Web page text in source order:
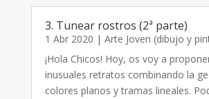
3. Tunear rostros (2ª parte)
1 Abr 2020 | Arte Joven (dibujo y
¡Hola Chicos! Hoy, os voy a
inusuales retratos combinando la
colores planos y tramas lineales.